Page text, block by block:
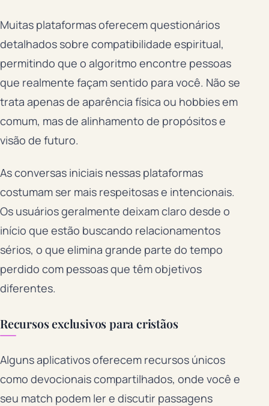
Muitas plataformas oferecem questionários
detalhados sobre compatibilidade espiritual,
permitindo que o algoritmo encontre pessoas
que realmente façam sentido para você. Não se
trata apenas de aparência física ou hobbies em
comum, mas de alinhamento de propósitos e
visão de futuro.
As conversas iniciais nessas plataformas
costumam ser mais respeitosas e intencionais.
Os usuários geralmente deixam claro desde o
início que estão buscando relacionamentos
sérios, o que elimina grande parte do tempo
perdido com pessoas que têm objetivos
diferentes.
Recursos exclusivos para cristãos
Alguns aplicativos oferecem recursos únicos
como devocionais compartilhados, onde você e
seu match podem ler e discutir passagens